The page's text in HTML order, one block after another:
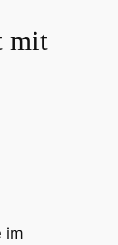
mit
im